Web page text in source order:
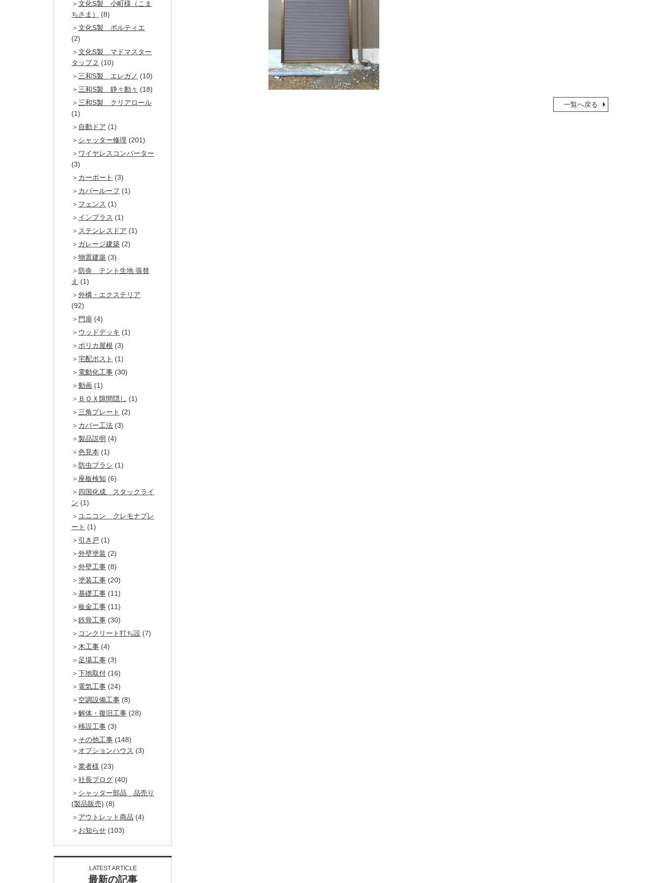
一覧へ戻る
文化S製 小町様（こま
ちさま）
(8)
文化S製 ポルティエ
(2)
文化S製 マドマスター
タップ２ (10)
三和S製 エレガノ (10)
三和S製 静々動々 (18)
三和S製 クリアロール
(1)
自動ドア (1)
シャッター修理 (201)
ワイヤレスコンバーター
(3)
カーポート (3)
カバールーフ (1)
フェンス (1)
インプラス (1)
ステンレスドア (1)
ガレージ建築 (2)
物置建築 (3)
防炎 テント生地 張替
え (1)
外構・エクステリア
(92)
門扉 (4)
ウッドデッキ (1)
ポリカ屋根 (3)
宅配ポスト (1)
電動化工事 (30)
動画 (1)
ＢＯＸ隙間隠し (1)
三角プレート (2)
カバー工法 (3)
製品説明 (4)
色見本 (1)
防虫ブラシ (1)
座板検知 (6)
四国化成 スタックライ
ン (1)
ユニコン クレモナプレ
ート (1)
引き戸 (1)
外壁塗装 (2)
外壁工事 (8)
塗装工事 (20)
基礎工事 (11)
板金工事 (11)
鉄骨工事 (30)
コンクリート打ち設 (7)
木工事 (4)
足場工事 (3)
下地取付 (16)
電気工事 (24)
空調設備工事 (8)
解体・復旧工事 (28)
移設工事 (3)
その他工事 (148)
オプションハウス (3)
業者様 (23)
社長ブログ (40)
シャッター部品 品売り
(製品販売) (8)
アウトレット商品 (4)
お知らせ (103)
LATEST ARTICLE
最新の記事